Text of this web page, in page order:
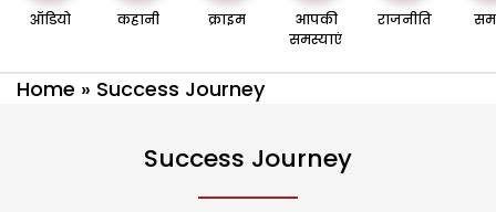
ऑडियो कहानी क्राइम
आपकी
समस्याएं
राजनीति
Home » Success Journey
Success Journey